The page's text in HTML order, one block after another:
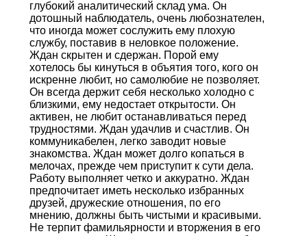
глубокий аналитический склад ума. Он
дотошный наблюдатель, очень любознателен,
что иногда может сослужить ему плохую
службу, поставив в неловкое положение.
Ждан скрытен и сдержан. Порой ему
хотелось бы кинуться в объятия того, кого он
искренне любит, но самолюбие не позволяет.
Он всегда держит себя несколько холодно с
близкими, ему недостает открытости. Он
активен, не любит останавливаться перед
трудностями. Ждан удачлив и счастлив. Он
коммуникабелен, легко заводит новые
знакомства. Ждан может долго копаться в
мелочах, прежде чем приступит к сути дела.
Работу выполняет четко и аккуратно. Ждан
предпочитает иметь несколько избранных
друзей, дружеские отношения, по его
мнению, должны быть чистыми и красивыми.
Не терпит фамильярности и вторжения в его